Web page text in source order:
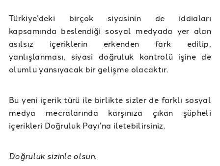
Türkiye’deki birçok siyasinin de iddiaları
kapsamında beslendiği sosyal medyada yer alan
asılsız içeriklerin erkenden fark edilip,
yanlışlanması, siyasi doğruluk kontrolü işine de
olumlu yansıyacak bir gelişme olacaktır.
Bu yeni içerik türü ile birlikte sizler de farklı sosyal
medya mecralarında karşınıza çıkan şüpheli
içerikleri Doğruluk Payı’na iletebilirsiniz.
Doğruluk sizinle olsun.